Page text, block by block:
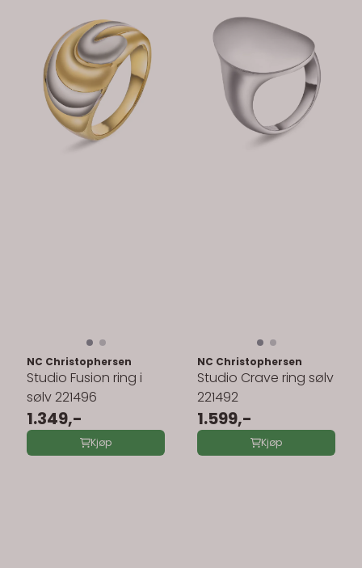
NC Christophersen
Studio Fusion ring i
sølv 221496
1.349,-
Kjøp
NC Christophersen
Studio Crave ring sølv
221492
1.599,-
Kjøp